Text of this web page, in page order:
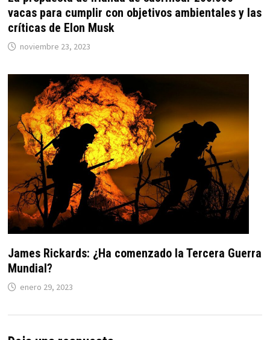
vacas para cumplir con objetivos ambientales y las
críticas de Elon Musk
noviembre 23, 2023
James Rickards: ¿Ha comenzado la Tercera Guerra
Mundial?
enero 29, 2023